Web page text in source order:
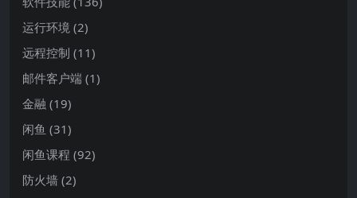
运行环境 (2)
远程控制 (11)
邮件客户端 (1)
金融 (19)
闲鱼 (31)
闲鱼课程 (92)
防火墙 (2)